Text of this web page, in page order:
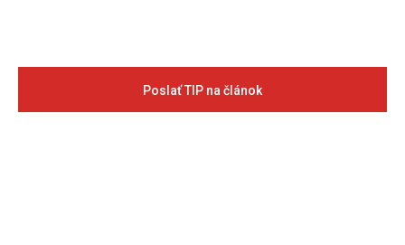
Poslať TIP na článok